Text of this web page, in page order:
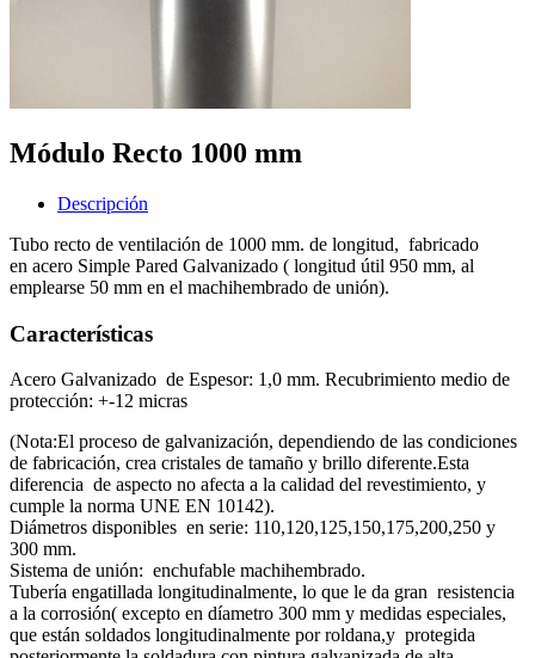
Módulo Recto 1000 mm
Descripción
Tubo recto de ventilación de 1000 mm. de longitud, fabricado
en acero Simple Pared Galvanizado ( longitud útil 950 mm, al
emplearse 50 mm en el machihembrado de unión).
Características
Acero Galvanizado de Espesor: 1,0 mm. Recubrimiento medio de
protección: +-12 micras
(Nota:El proceso de galvanización, dependiendo de las condiciones
de fabricación, crea cristales de tamaño y brillo diferente.Esta
diferencia de aspecto no afecta a la calidad del revestimiento, y
cumple la norma UNE EN 10142).
Diámetros disponibles en serie: 110,120,125,150,175,200,250 y
300 mm.
Sistema de unión: enchufable machihembrado.
Tubería engatillada longitudinalmente, lo que le da gran resistencia
a la corrosión( excepto en díametro 300 mm y medidas especiales,
que están soldados longitudinalmente por roldana,y protegida